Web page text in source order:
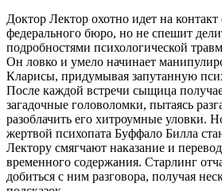
Доктор Лектор охотно идет на контакт
федерального бюро, но не спешит
подробностями психологической
Он ловко и умело начинает
Кларисы, придумывая запутанную
После каждой встречи сыщица
загадочные головоломки, пытаясь
разоблачить его хитроумные уловки.
жертвой психопата Буффало Билла
Лектору смягчают наказание и
временного содержания. Старлинг
добиться с ним разговора, получая